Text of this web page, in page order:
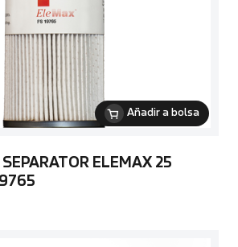
Añadir a bolsa
ELEMAX 25